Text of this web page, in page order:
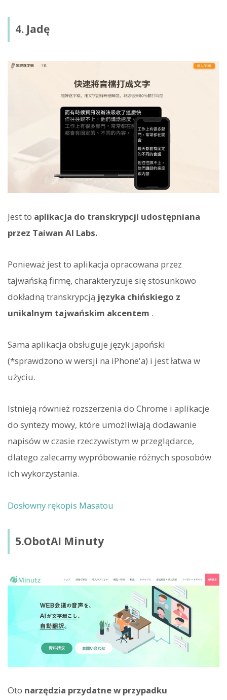
4. Jadę
Jest to aplikacja do transkrypcji udostępniana
przez Taiwan AI Labs.
Ponieważ jest to aplikacja opracowana przez
tajwańską firmę, charakteryzuje się stosunkowo
dokładną transkrypcją języka chińskiego z
unikalnym tajwańskim akcentem .
Sama aplikacja obsługuje język japoński
(*sprawdzono w wersji na iPhone'a) i jest łatwa w
użyciu.
Istnieją również rozszerzenia do Chrome i aplikacje
do syntezy mowy, które umożliwiają dodawanie
napisów w czasie rzeczywistym w przeglądarce,
dlatego zalecamy wypróbowanie różnych sposobów
ich wykorzystania.
Dosłowny rękopis Masatou
5.ObotAI Minuty
Oto narzędzia przydatne w przypadku